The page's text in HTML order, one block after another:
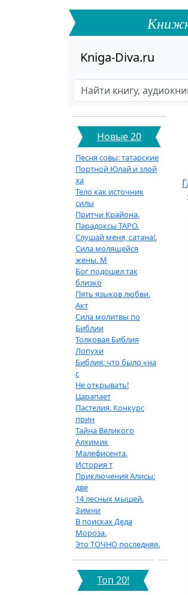
Kniga-Diva.ru
Новые 20
Песня совы: татарские
Портной Юлай и злой
ха
Тело как источник
силы
Притчи Крайона.
Парадоксы ТАРО.
Слушай меня, сатана!.
Сила молящейся
жены. М
Бог подошел так
близко
Пять языков любви.
Акт
Сила молитвы по
Библии
Толковая Библия
Лопухи
Библия: что было «на
с
Не открывать!
Царапает
Пастелия. Конкурс
прин
Тайна Великого
Алхимик
Малефисента.
История т
Приключения Алисы:
две
14 лесных мышей.
Зимни
В поисках Деда
Мороза.
Это ТОЧНО последняя.
Топ 20!